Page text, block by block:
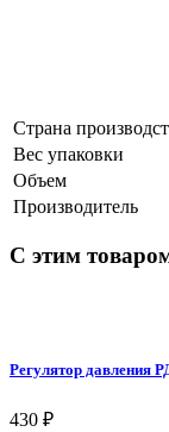
Страна
Вес упаковки
Объем
Производитель
С этим
Регулятор давления
430 ₽